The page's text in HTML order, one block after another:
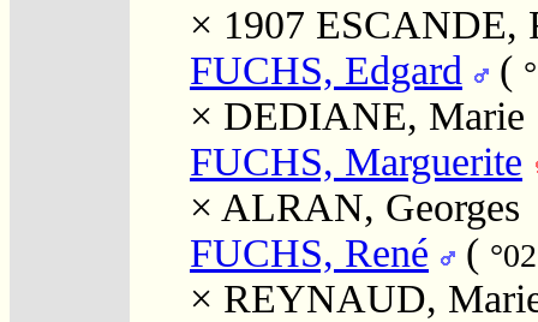
× 1907 ESCANDE,
FUCHS, Edgard
(
× DEDIANE, Marie
FUCHS, Marguerite
× ALRAN, Georges
FUCHS, René
(
× REYNAUD,